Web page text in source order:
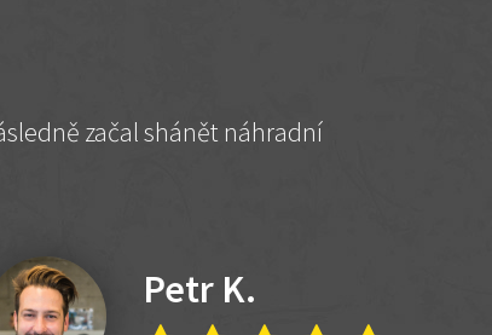
začal shánět náhradní
Petr K.